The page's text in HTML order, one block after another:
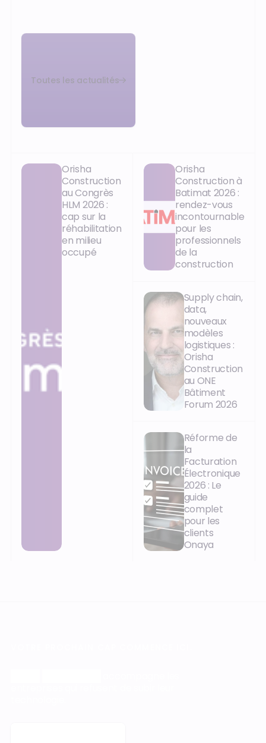
Toutes les actualités
Orisha
Construction
au Congrès
HLM 2026 :
cap sur la
réhabilitation
en milieu
occupé
Orisha
Construction à
Batimat 2026 :
rendez-vous
incontournable
pour les
professionnels
de la
construction
Supply chain,
data,
nouveaux
modèles
logistiques :
Orisha
Construction
au ONE
Bâtiment
Forum 2026
Réforme de
la
Facturation
Électronique
2026 : Le
guide
complet
pour les
clients
Onaya